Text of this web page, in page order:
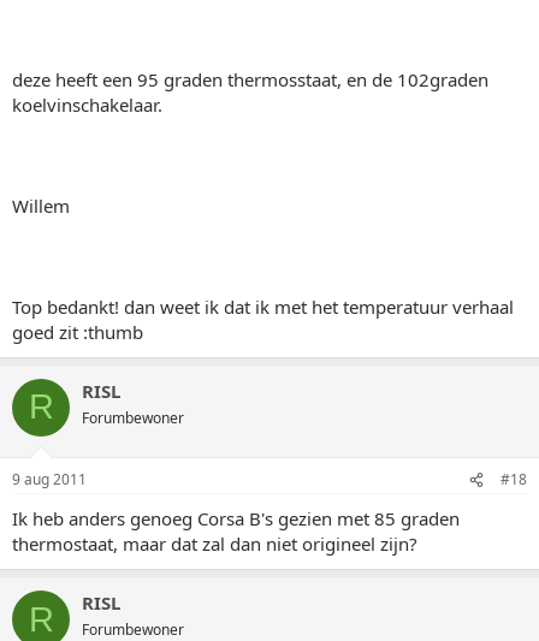
deze heeft een 95 graden thermosstaat, en de 102graden
koelvinschakelaar.
Willem
Top bedankt! dan weet ik dat ik met het temperatuur verhaal
goed zit :thumb
R RISL
Forumbewoner
9 aug 2011 #18
Ik heb anders genoeg Corsa B's gezien met 85 graden
thermostaat, maar dat zal dan niet origineel zijn?
R RISL
Forumbewoner